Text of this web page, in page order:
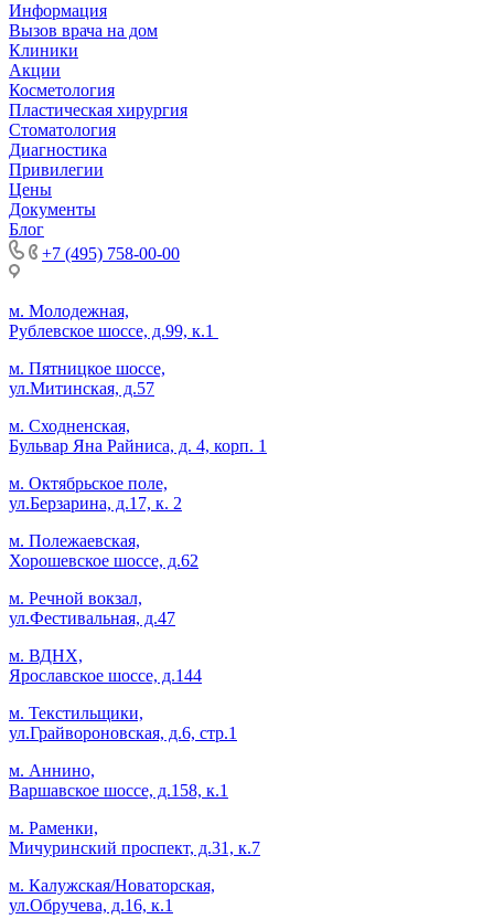
Информация
Вызов врача на дом
Клиники
Акции
Косметология
Пластическая хирургия
Стоматология
Диагностика
Привилегии
Цены
Документы
Блог
+7 (495) 758-00-00
м. Молодежная,
Рублевское шоссе, д.99, к.1
м. Пятницкое шоссе,
ул.Митинская, д.57
м. Сходненская,
Бульвар Яна Райниса, д. 4, корп. 1
м. Октябрьское поле,
ул.Берзарина, д.17, к. 2
м. Полежаевская,
Хорошевское шоссе, д.62
м. Речной вокзал,
ул.Фестивальная, д.47
м. ВДНХ,
Ярославское шоссе, д.144
м. Текстильщики,
ул.Грайвороновская, д.6, стр.1
м. Аннино,
Варшавское шоссе, д.158, к.1
м. Раменки,
Мичуринский проспект, д.31, к.7
м. Калужская/Новаторская,
ул.Обручева, д.16, к.1